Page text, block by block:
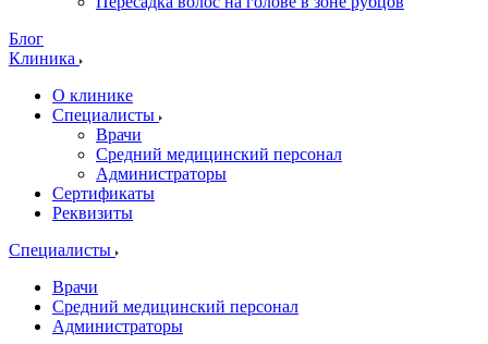
Блог
Клиника
О клинике
Специалисты
Врачи
Средний медицинский персонал
Администраторы
Сертификаты
Реквизиты
Специалисты
Врачи
Средний медицинский персонал
Администраторы